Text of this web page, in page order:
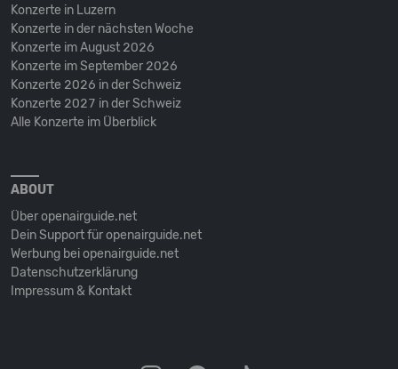
Konzerte in Luzern
Konzerte in der nächsten Woche
Konzerte im August 2026
Konzerte im September 2026
Konzerte 2026 in der Schweiz
Konzerte 2027 in der Schweiz
Alle Konzerte im Überblick
ABOUT
Über openairguide.net
Dein Support für openairguide.net
Werbung bei openairguide.net
Datenschutz­erklärung
Impressum & Kontakt